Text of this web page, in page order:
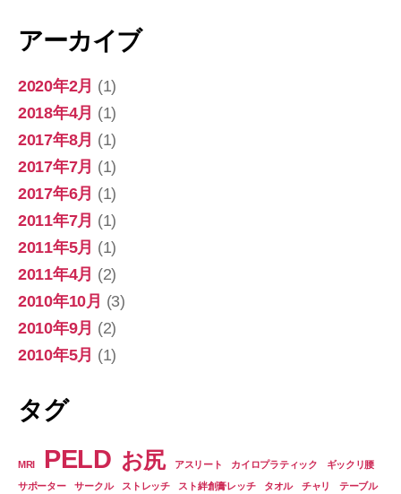
アーカイブ
2020年2月 (1)
2018年4月 (1)
2017年8月 (1)
2017年7月 (1)
2017年6月 (1)
2011年7月 (1)
2011年5月 (1)
2011年4月 (2)
2010年10月 (3)
2010年9月 (2)
2010年5月 (1)
タグ
MRI PELD お尻 アスリート カイロプラティック
ギックリ腰
サポーター
サークル ストレッチ スト絆創膏レッチ タオル チャリ テーブル